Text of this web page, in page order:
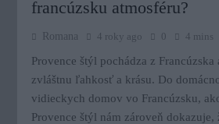
francúzsku atmosféru?
Romana 4 roky ago 0 4 mins
Provence štýl pochádza z
zvláštnu ľahkosť a krásu. Do
vidieckych domov vo Francúzsku,
Provence štýl nám zároveň